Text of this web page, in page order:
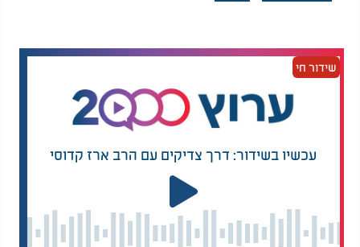
שידור חי
עכשיו בשידור: דרך צדיקים עם הרב ארז קדוסי